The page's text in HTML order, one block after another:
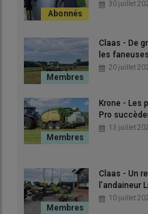
hectares à chaque fois, le
large est, par son débit
des chantiers de récolte
»,
Gaec du Mesnilge à
Annie, son fils Paul et son
laitier normand, en bio
laitières à la traite avec une
d’ensilage de maïs épi.
30 juillet
Claas - De
les
20 juillet
Krone - Les
Pro
13 juillet
Claas - Un
l’andaineur
10 juillet